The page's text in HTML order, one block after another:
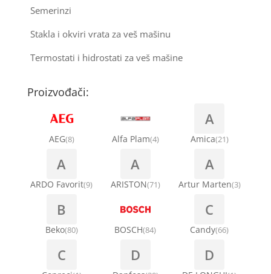
Semerinzi
Stakla i okviri vrata za veš mašinu
Termostati i hidrostati za veš mašine
Proizvođači:
AEG(8) Alfa Plam(4)
A
Amica(21)
A
ARDO Favorit(9)
A
ARISTON(71)
A
Artur Marten(3)
B
Beko(80) BOSCH(84)
C
Candy(66)
C D D